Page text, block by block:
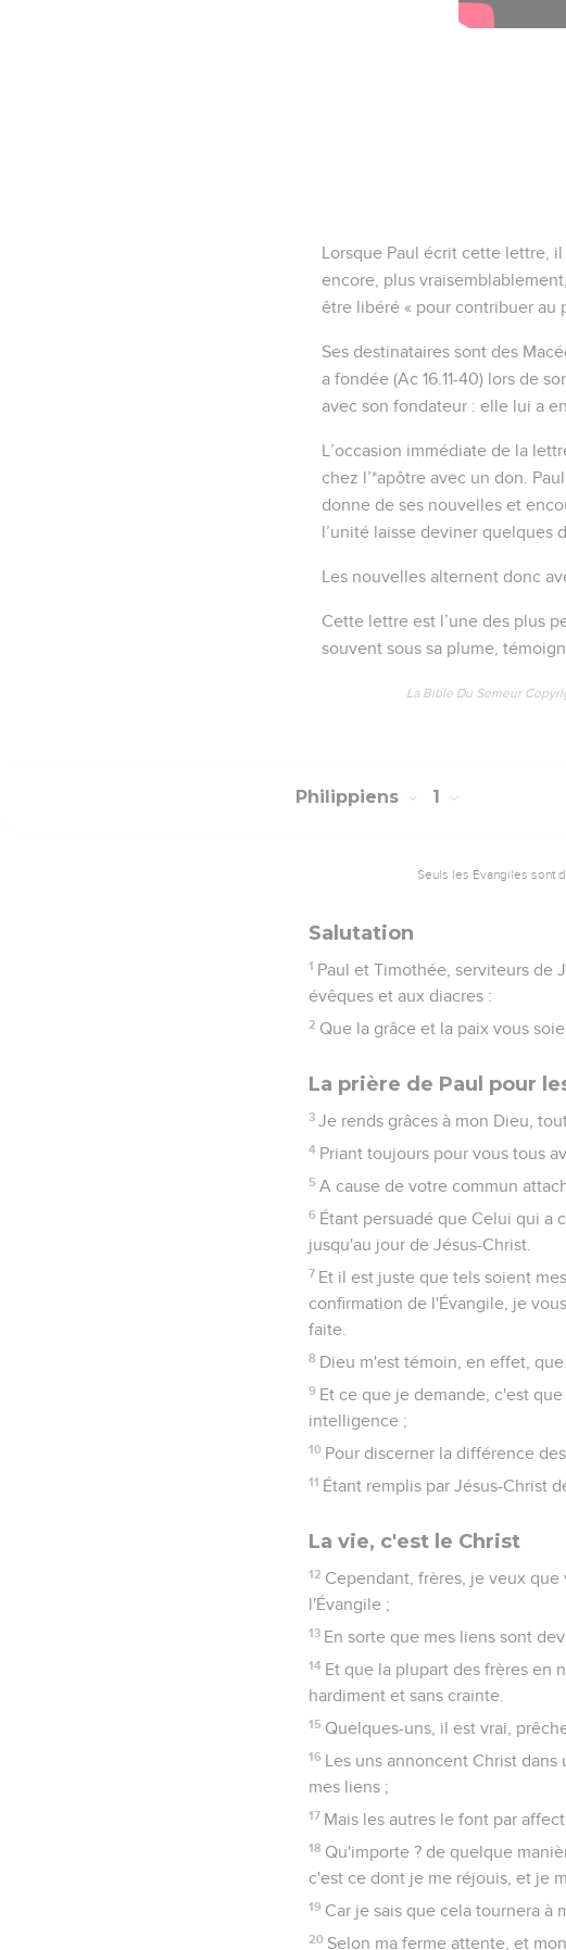
Lorsque Paul écrit cette lettre,
encore, plus
être libéré « pour contribuer au
Ses destinataires sont des
a fondée (Ac 16.11-40) lors de
avec son fondateur : elle lui a
L’occasion immédiate de la
chez l’*apôtre avec un don.
donne de ses nouvelles et
l’unité laisse deviner quelques
Les nouvelles alternent donc
Cette lettre est l’une des plus
souvent sous sa plume,
La Bible Du Semeur
Philippiens 1
Seuls les Évangiles sont
Salutation
1 Paul et Timothée, serviteurs de
évêques et aux diacres :
2 Que la grâce et la paix vous
La prière de Paul pour
3 Je rends grâces à mon Dieu,
4 Priant toujours pour vous tous
5 A cause de votre commun
6 Étant persuadé que Celui qui a
jusqu'au jour de Jésus-Christ.
7 Et il est juste que tels soient
confirmation de l'Évangile, je
faite.
8 Dieu m'est témoin, en effet,
9 Et ce que je demande, c'est
intelligence ;
10 Pour discerner la différence
11 Étant remplis par Jésus-Christ
La vie, c'est le Christ
12 Cependant, frères, je veux
l'Évangile ;
13 En sorte que mes liens sont
14 Et que la plupart des frères en
hardiment et sans crainte.
15 Quelques-uns, il est vrai,
16 Les uns annoncent Christ
mes liens ;
17 Mais les autres le font par
18 Qu'importe ? de quelque
c'est ce dont je me réjouis, et je
19 Car je sais que cela tournera à
20 Selon ma ferme attente, et